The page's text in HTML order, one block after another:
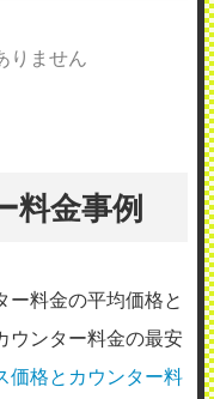
りません
料金事例
ー料金の平均価格と
ウンター料金の最安
価格とカウンター料